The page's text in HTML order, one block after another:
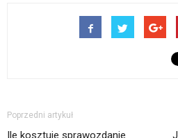
Poprzedni artykuł
Ile kosztuje sprawozdanie